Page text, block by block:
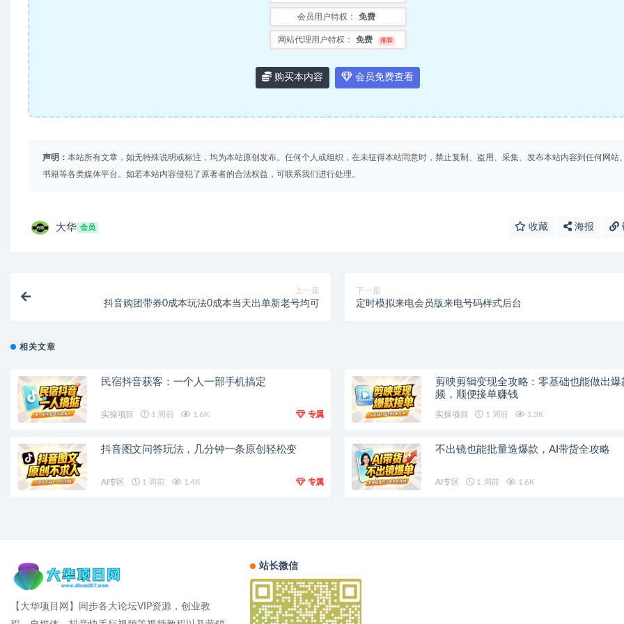
会员用户特权： 免费
网站代理用户特权： 免费 推荐
购买本内容 会员免费查看
声明： 本站所有文章，如无特殊说明或标注，均为本站原创发布。任何个人或组织，在未征得本站同意时，禁止复制、盗用、采集、发布本站内容到任何网站
书籍等各类媒体平台。如若本站内容侵犯了原著者的合法权益，可联系我们进行处理。
大华 会员 收藏 海报
上一篇
抖音购团带券0成本玩法0成本当天出单新老号均可
下一篇
定时模拟来电会员版来电号码样式后台
相关文章
民宿抖音获客：一个人一部手机搞定
实操项目 1 周前 1.6K 专属
剪映剪辑变现全攻略：零基础也能做出爆
频，顺便接单赚钱
实操项目 1 周前 1.3K
抖音图文问答玩法，几分钟一条原创轻松变
AI专区 1 周前 1.4K 专属
不出镜也能批量造爆款，AI带货全攻略
AI专区 1 周前 1.6K
【大华项目网】同步各大论坛VIP资源，创业教
站长微信